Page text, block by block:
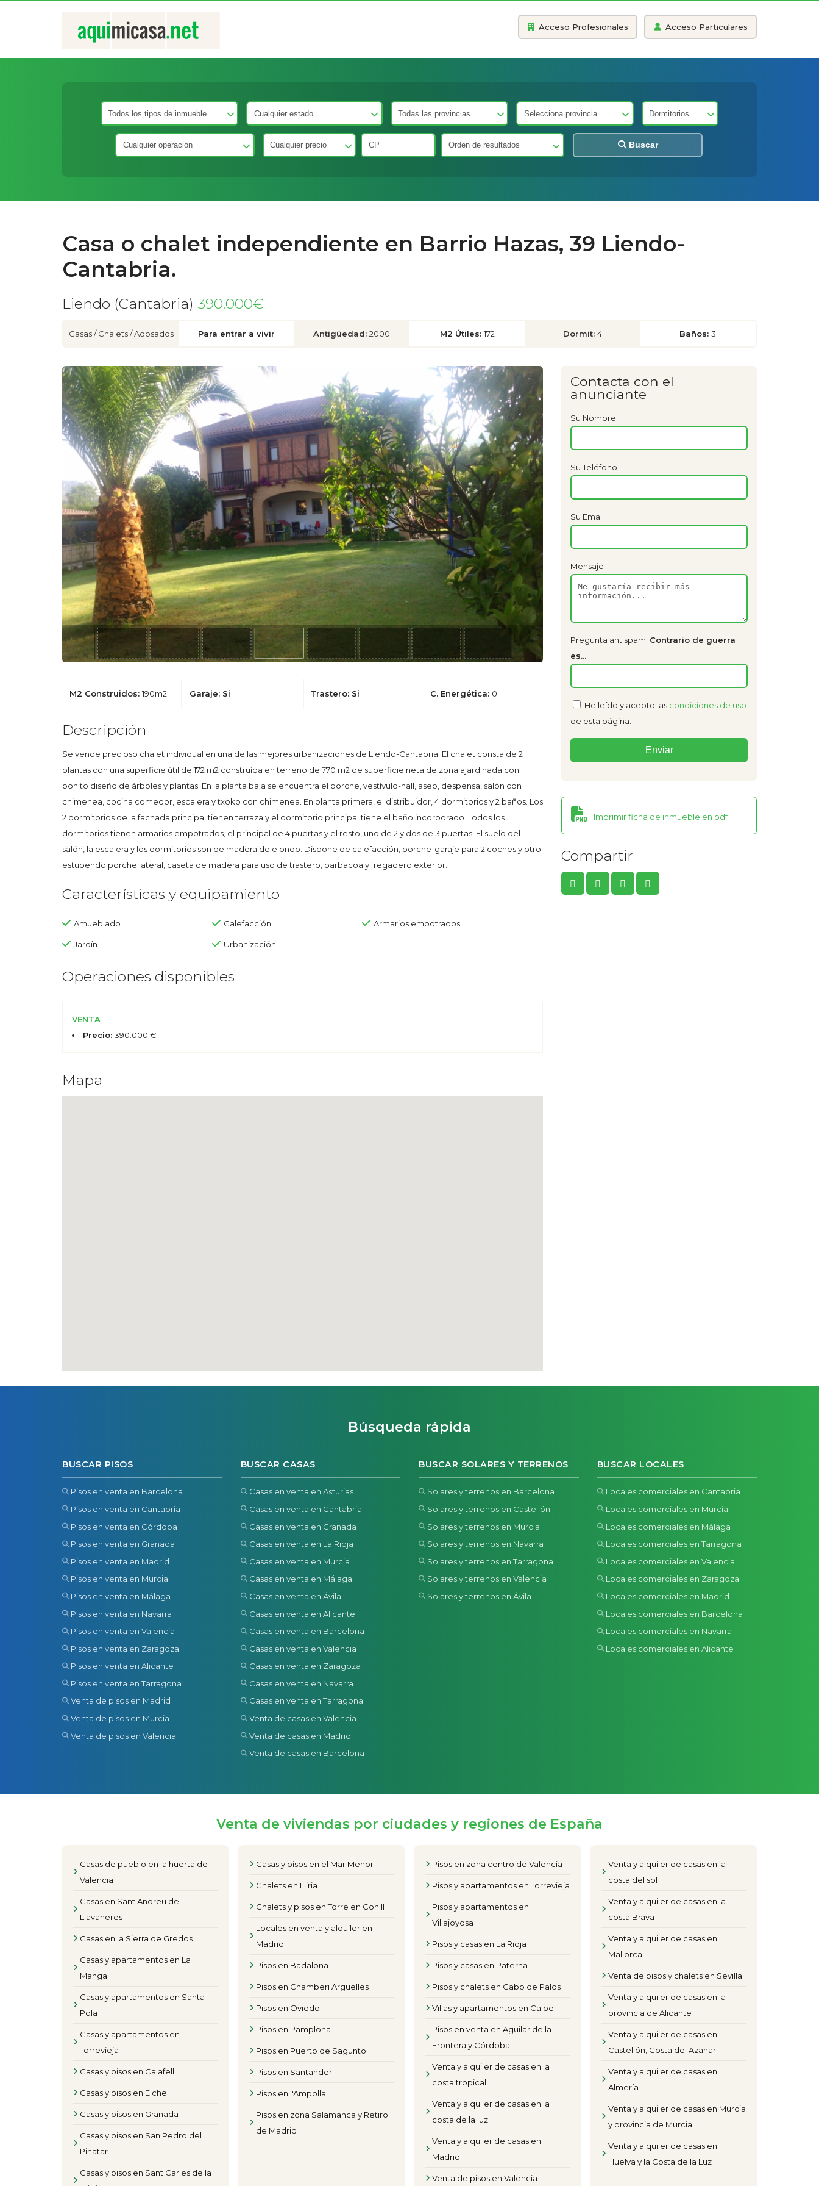
Acceso Profesionales Acceso Particulares
Buscar
Casa o chalet independiente en Barrio Hazas, 39 Liendo-
Cantabria.
Liendo (Cantabria) 390.000€
Casas / Chalets / Adosados Para entrar a vivir Antigüedad:2000 M2 Útiles: 172 Dormit: 4 Baños:3
M2 Construidos: 190m2 Garaje: Si Trastero: Si C. Energética: 0
Descripción
Se vende precioso chalet individual en una de las mejores urbanizaciones de Liendo-Cantabria. El chalet consta de 2
plantas con una superficie útil de 172 m2 construída en terreno de 770 m2 de superficie neta de zona ajardinada con
bonito diseño de árboles y plantas. En la planta baja se encuentra el porche, vestívulo-hall, aseo, despensa, salón con
chimenea, cocina comedor, escalera y txoko con chimenea. En planta primera, el distribuidor, 4 dormitorios y 2 baños. Los
2 dormitorios de la fachada principal tienen terraza y el dormitorio principal tiene el baño incorporado. Todos los
dormitorios tienen armarios empotrados, el principal de 4 puertas y el resto, uno de 2 y dos de 3 puertas. El suelo del
salón, la escalera y los dormitorios son de madera de elondo. Dispone de calefacción, porche-garaje para 2 coches y otro
estupendo porche lateral, caseta de madera para uso de trastero, barbacoa y fregadero exterior.
Características y equipamiento
Amueblado Calefacción Armarios empotrados
Jardín Urbanización
Operaciones disponibles
VENTA
Precio: 390.000 €
Mapa
Contacta con el
anunciante
Su Nombre
Su Teléfono
Su Email
Mensaje
Pregunta antispam: Contrario de guerra
es...
He leído y acepto las condiciones de uso
de esta página.
Imprimir ficha de inmueble en pdf
Compartir
Búsqueda rápida
BUSCAR PISOS
Pisos en venta en Barcelona
Pisos en venta en Cantabria
Pisos en venta en Córdoba
Pisos en venta en Granada
Pisos en venta en Madrid
Pisos en venta en Murcia
Pisos en venta en Málaga
Pisos en venta en Navarra
Pisos en venta en Valencia
Pisos en venta en Zaragoza
Pisos en venta en Alicante
Pisos en venta en Tarragona
Venta de pisos en Madrid
Venta de pisos en Murcia
Venta de pisos en Valencia
BUSCAR CASAS
Casas en venta en Asturias
Casas en venta en Cantabria
Casas en venta en Granada
Casas en venta en La Rioja
Casas en venta en Murcia
Casas en venta en Málaga
Casas en venta en Ávila
Casas en venta en Alicante
Casas en venta en Barcelona
Casas en venta en Valencia
Casas en venta en Zaragoza
Casas en venta en Navarra
Casas en venta en Tarragona
Venta de casas en Valencia
Venta de casas en Madrid
Venta de casas en Barcelona
BUSCAR SOLARES Y TERRENOS
Solares y terrenos en Barcelona
Solares y terrenos en Castellón
Solares y terrenos en Murcia
Solares y terrenos en Navarra
Solares y terrenos en Tarragona
Solares y terrenos en Valencia
Solares y terrenos en Ávila
BUSCAR LOCALES
Locales comerciales en Cantabria
Locales comerciales en Murcia
Locales comerciales en Málaga
Locales comerciales en Tarragona
Locales comerciales en Valencia
Locales comerciales en Zaragoza
Locales comerciales en Madrid
Locales comerciales en Barcelona
Locales comerciales en Navarra
Locales comerciales en Alicante
Venta de viviendas por ciudades y regiones de España
Casas de pueblo en la huerta de
Valencia
Casas en Sant Andreu de
Llavaneres
Casas en la Sierra de Gredos
Casas y apartamentos en La
Manga
Casas y apartamentos en Santa
Pola
Casas y apartamentos en
Torrevieja
Casas y pisos en Calafell
Casas y pisos en Elche
Casas y pisos en Granada
Casas y pisos en San Pedro del
Pinatar
Casas y pisos en Sant Carles de la
Casas y pisos en el Mar Menor
Chalets en Lliria
Chalets y pisos en Torre en Conill
Locales en venta y alquiler en
Madrid
Pisos en Badalona
Pisos en Chamberi Arguelles
Pisos en Oviedo
Pisos en Pamplona
Pisos en Puerto de Sagunto
Pisos en Santander
Pisos en l'Ampolla
Pisos en zona Salamanca y Retiro
de Madrid
Pisos en zona centro de Valencia
Pisos y apartamentos en Torrevieja
Pisos y apartamentos en
Villajoyosa
Pisos y casas en La Rioja
Pisos y casas en Paterna
Pisos y chalets en Cabo de Palos
Villas y apartamentos en Calpe
Pisos en venta en Aguilar de la
Frontera y Córdoba
Venta y alquiler de casas en la
costa tropical
Venta y alquiler de casas en la
costa de la luz
Venta y alquiler de casas en
Madrid
Venta de pisos en Valencia
Venta y alquiler de casas en la
costa del sol
Venta y alquiler de casas en la
costa Brava
Venta y alquiler de casas en
Mallorca
Venta de pisos y chalets en Sevilla
Venta y alquiler de casas en la
provincia de Alicante
Venta y alquiler de casas en
Castellón, Costa del Azahar
Venta y alquiler de casas en
Almería
Venta y alquiler de casas en Murcia
y provincia de Murcia
Venta y alquiler de casas en
Huelva y la Costa de la Luz